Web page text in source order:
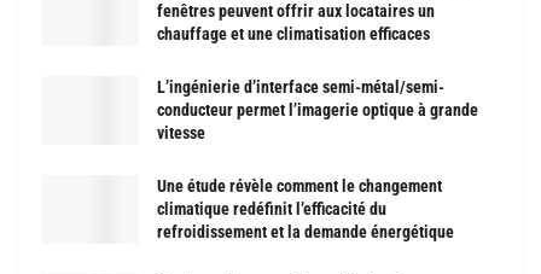
fenêtres peuvent offrir aux locataires un
chauffage et une climatisation efficaces
L’ingénierie d’interface semi-métal/semi-
conducteur permet l’imagerie optique à grande
vitesse
Une étude révèle comment le changement
climatique redéfinit l’efficacité du
refroidissement et la demande énergétique